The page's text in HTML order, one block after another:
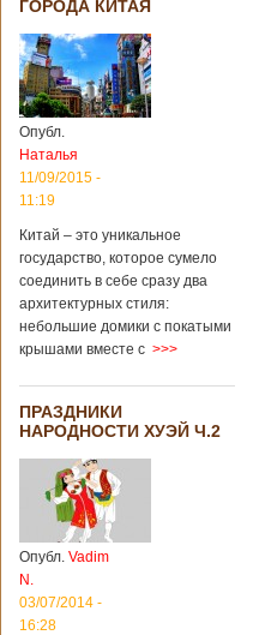
ГОРОДА КИТАЯ
Опубл.
Наталья
11/09/2015 -
11:19
Китай – это уникальное
государство, которое сумело
соединить в себе сразу два
архитектурных стиля:
небольшие домики с покатыми
крышами вместе с >>>
ПРАЗДНИКИ
НАРОДНОСТИ ХУЭЙ Ч.2
Опубл. Vadim
N.
03/07/2014 -
16:28